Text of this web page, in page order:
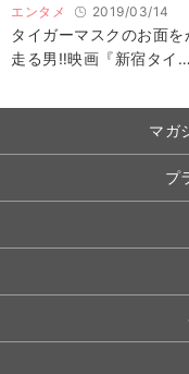
エンタメ 2019/03/14
タイガーマスクのお面
走る男‼映画『新宿タイ…
マガ
プ